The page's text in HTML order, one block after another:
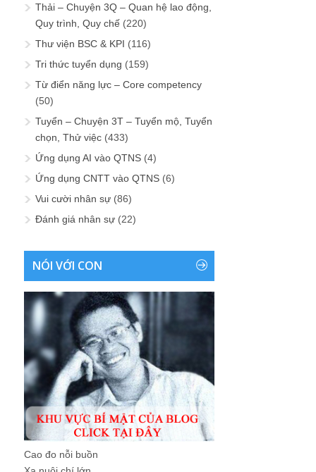
Thải – Chuyện 3Q – Quan hệ lao động,
Quy trình, Quy chế (220)
Thư viện BSC & KPI (116)
Tri thức tuyển dụng (159)
Từ điển năng lực – Core competency
(50)
Tuyển – Chuyện 3T – Tuyển mộ, Tuyển
chọn, Thử việc (433)
Ứng dụng AI vào QTNS (4)
Ứng dụng CNTT vào QTNS (6)
Vui cười nhân sự (86)
Đánh giá nhân sự (22)
NÓI VỚI CON
Cao đo nỗi buồn